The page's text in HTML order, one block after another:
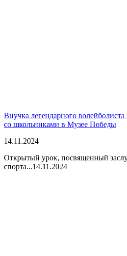
Внучка легендарного волейболиста
со школьниками в Музее Победы
14.11.2024
Открытый урок, посвященный
спорта...14.11.2024